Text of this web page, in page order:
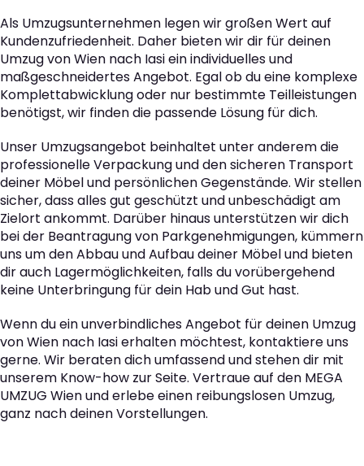
Als Umzugsunternehmen legen wir großen Wert auf
Kundenzufriedenheit. Daher bieten wir dir für deinen
Umzug von Wien nach Iasi ein individuelles und
maßgeschneidertes Angebot. Egal ob du eine komplexe
Komplettabwicklung oder nur bestimmte Teilleistungen
benötigst, wir finden die passende Lösung für dich.
Unser Umzugsangebot beinhaltet unter anderem die
professionelle Verpackung und den sicheren Transport
deiner Möbel und persönlichen Gegenstände. Wir stellen
sicher, dass alles gut geschützt und unbeschädigt am
Zielort ankommt. Darüber hinaus unterstützen wir dich
bei der Beantragung von Parkgenehmigungen, kümmern
uns um den Abbau und Aufbau deiner Möbel und bieten
dir auch Lagermöglichkeiten, falls du vorübergehend
keine Unterbringung für dein Hab und Gut hast.
Wenn du ein unverbindliches Angebot für deinen Umzug
von Wien nach Iasi erhalten möchtest, kontaktiere uns
gerne. Wir beraten dich umfassend und stehen dir mit
unserem Know-how zur Seite. Vertraue auf den MEGA
UMZUG Wien und erlebe einen reibungslosen Umzug,
ganz nach deinen Vorstellungen.